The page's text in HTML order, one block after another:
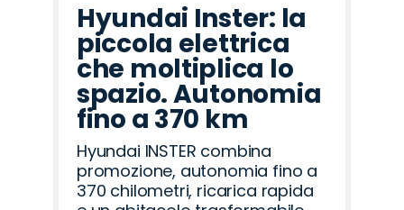
Hyundai Inster: la
piccola elettrica
che moltiplica lo
spazio. Autonomia
fino a 370 km
Hyundai INSTER combina
promozione, autonomia fino a
370 chilometri, ricarica rapida